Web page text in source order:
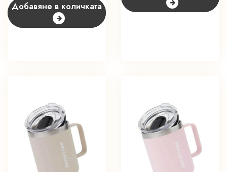
Добавяне в количката